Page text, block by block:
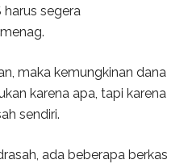
segera
maka kemungkinan dana
karena apa, tapi karena
sendiri.
ada beberapa berkas